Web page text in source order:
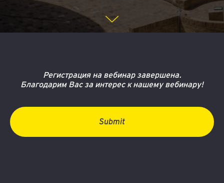
Регистрация на вебинар завершена.
Благодарим Вас за интерес к нашему вебинару!
Submit